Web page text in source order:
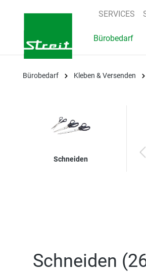
Zur Hauptnavigation springen
SERVICES
Bürobedarf
Bürobedarf Kleben & Versenden
Schneiden
Schneiden (